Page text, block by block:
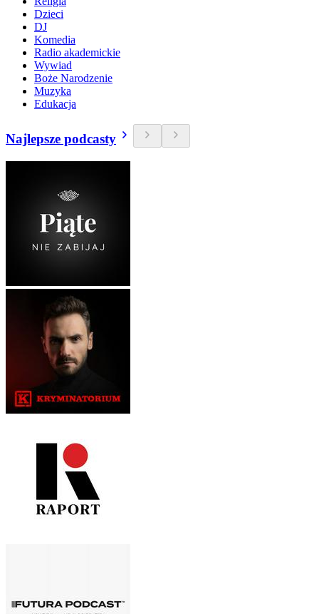
Dzieci
DJ
Komedia
Radio akademickie
Wywiad
Boże Narodzenie
Muzyka
Edukacja
Najlepsze podcasty